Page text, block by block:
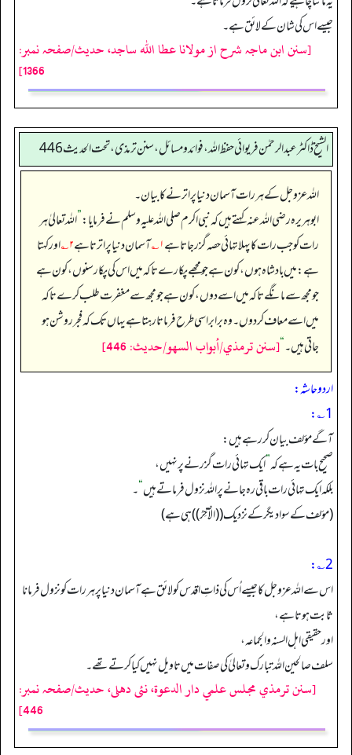
جیسے اس کی شان کے لائق ہے۔
[سنن ابن ماجہ شرح از مولانا عطا الله ساجد، حدیث/صفحہ نمبر:
1366]
الشیخ ڈاکٹر عبد الرحمٰن فریوائی حفظ اللہ، فوائد و مسائل، سنن ترمذی، تحت الحديث 446
اللہ عزوجل کے ہر رات آسمان دنیا پر اترنے کا بیان۔
ابوہریرہ رضی الله عنہ کہتے ہیں کہ نبی اکرم صلی اللہ علیہ وسلم نے فرمایا:”اللہ تعالیٰ ہر
رات کو جب رات کا پہلا تہائی حصہ گزر جاتا ہے۱؎ آسمان دنیا پر اترتا ہے۲؎ اور کہتا
ہے: میں بادشاہ ہوں، کون ہے جو مجھے پکارے تاکہ میں اس کی پکار سنوں، کون ہے
جو مجھ سے مانگے تاکہ میں اسے دوں، کون ہے جو مجھ سے مغفرت طلب کرے تاکہ
میں اسے معاف کر دوں۔ وہ برابر اسی طرح فرماتا رہتا ہے یہاں تک کہ فجر روشن ہو
جاتی ہیں۔‏‏‏‏“[سنن ترمذي/أبواب السهو/حدیث: 446]
اردو حاشہ:
1؎:
آگے مؤلف بیان کر رہے ہیں:
صحیح بات یہ ہے کہ”ایک تہائی رات گزرنے پر نہیں،
بلکہ ایک تہائی رات باقی رہ جانے پر اللہ نزول فرماتے ہیں“۔
(مؤلف کے سوا دیگر کے نزدیک ((الْآخِرُ)) ہی ہے)
2؎:
اس سے اللہ عزوجل کا جیسے اُس کی ذاتِ اقدس کو لائق ہے آسمان دنیا پر ہر رات کو نزول فرمانا
ثابت ہوتا ہے،
اور حقیقی اہل السنہ والجماعہ،
سلف صالحین اللہ تبارک وتعالیٰ کی صفات میں تاویل نہیں کیا کرتے تھے۔
[سنن ترمذي مجلس علمي دار الدعوة، نئى دهلى، حدیث/صفحہ نمبر:
446]